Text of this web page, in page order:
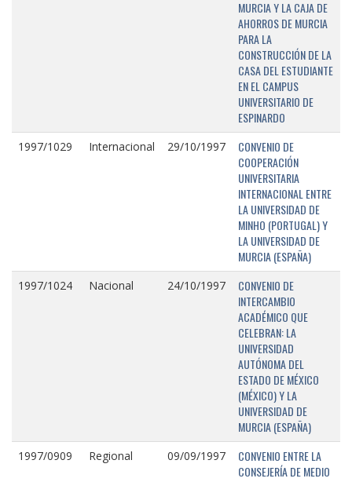
MURCIA Y LA CAJA DE
AHORROS DE MURCIA
PARA LA
CONSTRUCCIÓN DE LA
CASA DEL ESTUDIANTE
EN EL CAMPUS
UNIVERSITARIO DE
ESPINARDO
1997/1029 Internacional 29/10/1997
CONVENIO DE
COOPERACIÓN
UNIVERSITARIA
INTERNACIONAL ENTRE
LA UNIVERSIDAD DE
MINHO (PORTUGAL) Y
LA UNIVERSIDAD DE
MURCIA (ESPAÑA)
1997/1024 Nacional 24/10/1997
CONVENIO DE
INTERCAMBIO
ACADÉMICO QUE
CELEBRAN: LA
UNIVERSIDAD
AUTÓNOMA DEL
ESTADO DE MÉXICO
(MÉXICO) Y LA
UNIVERSIDAD DE
MURCIA (ESPAÑA)
1997/0909 Regional 09/09/1997
CONVENIO ENTRE LA
CONSEJERÍA DE MEDIO